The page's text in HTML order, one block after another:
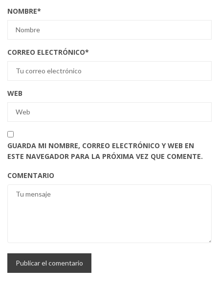
NOMBRE*
CORREO ELECTRÓNICO*
WEB
GUARDA MI NOMBRE, CORREO ELECTRÓNICO Y WEB EN
ESTE NAVEGADOR PARA LA PRÓXIMA VEZ QUE COMENTE.
COMENTARIO